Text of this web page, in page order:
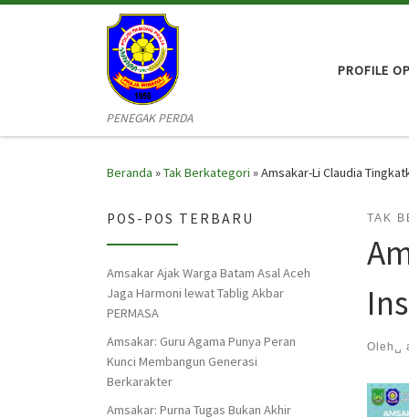
Skip to content
PENEGAK PERDA
PROFILE
Beranda »Tak Berkategori »Amsakar-Li Claudia
TAK
Oleh␣
POS-POS TERBARU
Amsakar Ajak Warga Batam Asal Aceh
Jaga Harmoni lewat Tablig Akbar
PERMASA
Amsakar: Guru Agama Punya Peran
Kunci Membangun Generasi
Berkarakter
Amsakar: Purna Tugas Bukan Akhir